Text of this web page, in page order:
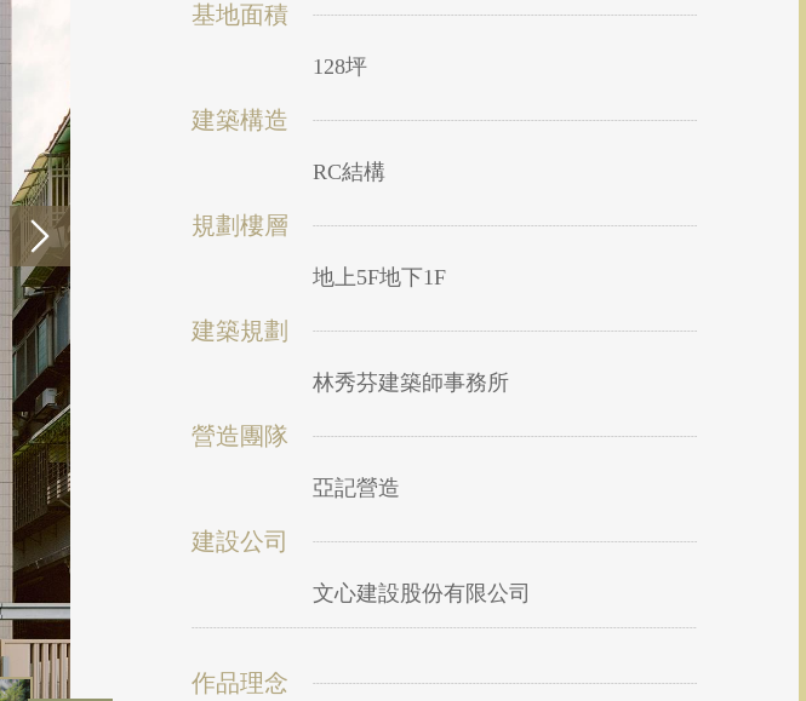
基地面積
128坪
建築構造
RC結構
規劃樓層
地上5F地下1F
建築規劃
林秀芬建築師事務所
營造團隊
亞記營造
建設公司
文心建設股份有限公司
作品理念